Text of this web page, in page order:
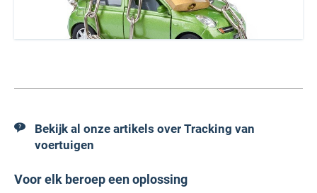
Bekijk al onze artikels over Tracking van
voertuigen
Voor elk beroep een oplossing